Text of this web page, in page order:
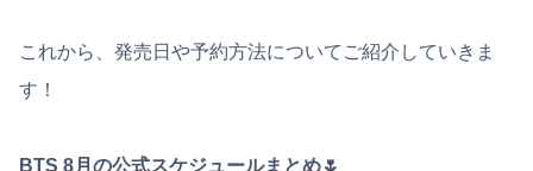
これから、発売日や予約方法についてご紹介していきま
す！
BTS 8月の公式スケジュールまとめ🌷